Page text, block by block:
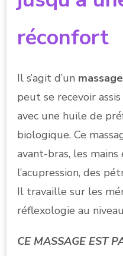
réconfort
Il s’agit d’un
peut se recevoir
avec une huile de
biologique. Ce
avant-bras, les
l’acupression, des
Il travaille sur les
réflexologie au
CE MASSAGE EST